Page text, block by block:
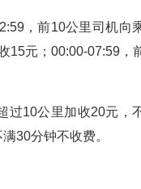
，前10公里司机向
15元；00:00-07:59，
过10公里加收20元，
30分钟不收费。